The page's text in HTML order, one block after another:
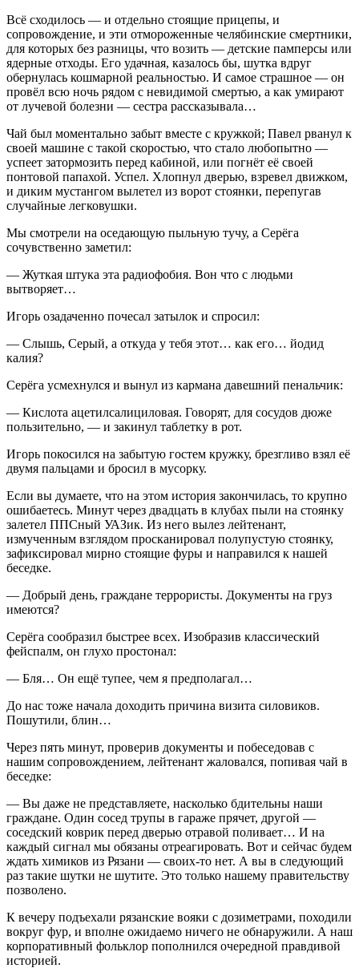
Всё сходилось — и отдельно стоящие прицепы, и
сопровождение, и эти отмороженные челябинские смертники,
для которых без разницы, что возить — детские памперсы или
ядерные отходы. Его удачная, казалось бы, шутка вдруг
обернулась кошмарной реальностью. И самое страшное — он
провёл всю ночь рядом с невидимой смертью, а как умирают
от лучевой болезни — сестра рассказывала…
Чай был моментально забыт вместе с кружкой; Павел рванул к
своей машине с такой скоростью, что стало любопытно —
успеет затормозить перед кабиной, или погнёт её своей
понтовой папахой. Успел. Хлопнул дверью, взревел движком,
и диким мустангом вылетел из ворот стоянки, перепугав
случайные легковушки.
Мы смотрели на оседающую пыльную тучу, а Серёга
сочувственно заметил:
— Жуткая штука эта радиофобия. Вон что с людьми
вытворяет…
Игорь озадаченно почесал затылок и спросил:
— Слышь, Серый, а откуда у тебя этот… как его… йодид
калия?
Серёга усмехнулся и вынул из кармана давешний пенальчик:
— Кислота ацетилсалициловая. Говорят, для сосудов дюже
пользительно, — и закинул таблетку в рот.
Игорь покосился на забытую гостем кружку, брезгливо взял её
двумя пальцами и бросил в мусорку.
Если вы думаете, что на этом история закончилась, то крупно
ошибаетесь. Минут через двадцать в клубах пыли на стоянку
залетел ППСный УАЗик. Из него вылез лейтенант,
измученным взглядом просканировал полупустую стоянку,
зафиксировал мирно стоящие фуры и направился к нашей
беседке.
— Добрый день, граждане террористы. Документы на груз
имеются?
Серёга сообразил быстрее всех. Изобразив классический
фейспалм, он глухо простонал:
— Бля… Он ещё тупее, чем я предполагал…
До нас тоже начала доходить причина визита силовиков.
Пошутили, блин…
Через пять минут, проверив документы и побеседовав с
нашим сопровождением, лейтенант жаловался, попивая чай в
беседке:
— Вы даже не представляете, насколько бдительны наши
граждане. Один сосед трупы в гараже прячет, другой —
соседский коврик перед дверью отравой поливает… И на
каждый сигнал мы обязаны отреагировать. Вот и сейчас будем
ждать химиков из Рязани — своих-то нет. А вы в следующий
раз такие шутки не шутите. Это только нашему правительству
позволено.
К вечеру подъехали рязанские вояки с дозиметрами, походили
вокруг фур, и вполне ожидаемо ничего не обнаружили. А наш
корпоративный фольклор пополнился очередной правдивой
историей.